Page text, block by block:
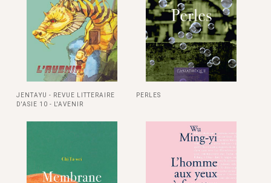
JENTAYU - REVUE LITTERAIRE
D'ASIE 10 - L'AVENIR
PERLES